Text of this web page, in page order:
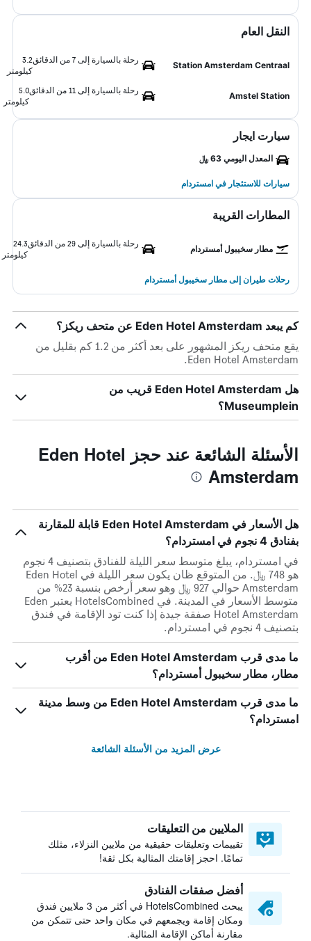
النقل العام
Station Amsterdam Centraal
رحلة بالسيارة إلى 7 من الدقائق
3.2
كيلومتر
Amstel Station
رحلة بالسيارة إلى 11 من الدقائق
5.0
كيلومتر
سيارت ايجار
المعدل اليومي 63 ﷼
سيارات للاستئجار في امستردام
المطارات القريبة
مطار سخيبول أمستردام
رحلة بالسيارة إلى 29 من الدقائق
24.3
كيلومتر
رحلات طيران إلى مطار سخيبول أمستردام
كم يبعد Eden Hotel Amsterdam عن متحف ريكز؟
يقع متحف ريكز المشهور على بعد أكثر من 1.2 كم بقليل من
Eden Hotel Amsterdam.
هل Eden Hotel Amsterdam قريب من
Museumplein؟
الأسئلة الشائعة عند حجز Eden Hotel
Amsterdam
هل الأسعار في Eden Hotel Amsterdam قابلة للمقارنة
بفنادق 4 نجوم في امستردام؟
في امستردام، يبلغ متوسط ​​سعر الليلة للفنادق بتصنيف 4 نجوم
هو 748 ﷼. من المتوقع ظان يكون سعر الليلة في Eden Hotel
Amsterdam حوالي 927 ﷼ وهو سعر أرخص بنسبة 23% من
متوسط الأسعار في المدينة. في HotelsCombined يعتبر Eden
Hotel Amsterdam صفقة جيدة إذا كنت تود الإقامة في فندق
بتصنيف 4 نجوم في امستردام.
ما مدى قرب Eden Hotel Amsterdam من أقرب
مطار، مطار سخيبول أمستردام؟
ما مدى قرب Eden Hotel Amsterdam من وسط مدينة
امستردام؟
عرض المزيد من الأسئلة الشائعة
الملايين من التعليقات
تقييمات وتعليقات حقيقية من ملايين النزلاء، مثلك
تمامًا. احجز إقامتك المثالية بكل ثقة!
أفضل صفقات الفنادق
يبحث HotelsCombined في أكثر من 3 ملايين فندق
ومكان إقامة ويجمعهم في مكان واحد حتى تتمكن من
مقارنة أماكن الإقامة المثالية.